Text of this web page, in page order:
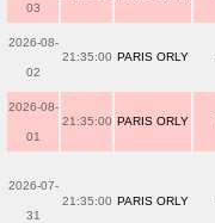
03
2026-08-
02
21:35:00 PARIS ORLY
2026-08-
01
21:35:00 PARIS ORLY
2026-07-
31
21:35:00 PARIS ORLY